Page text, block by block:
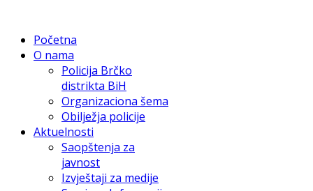
Početna
O nama
Policija Brčko
distrikta BiH
Organizaciona šema
Obilježja policije
Aktuelnosti
Saopštenja za
javnost
Izvještaji za medije